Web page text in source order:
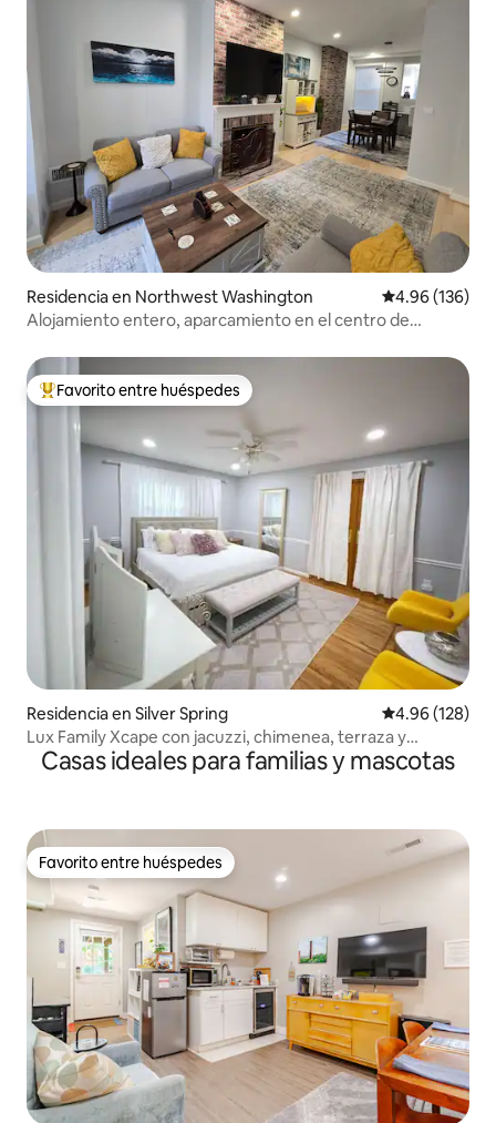
Residencia en Northwest Washington Calificación
4.96 (136)
Alojamiento entero, aparcamiento en el centro de
De los mejores en Favorito entre huéspedes
Favorito entre huéspedes
Residencia en Silver Spring Calificación
4.96 (128)
Lux Family Xcape con jacuzzi, chimenea, terraza y
barbacoa
Casas ideales para familias y mascotas
Favorito entre huéspedes
Favorito entre huéspedes